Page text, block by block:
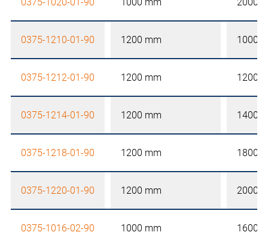
0375-1020-01-90 1000 mm 2000
0375-1210-01-90 1200 mm 1000
0375-1212-01-90 1200 mm 1200
0375-1214-01-90 1200 mm 1400
0375-1218-01-90 1200 mm 1800
0375-1220-01-90 1200 mm 2000
0375-1016-02-90 1000 mm 1600